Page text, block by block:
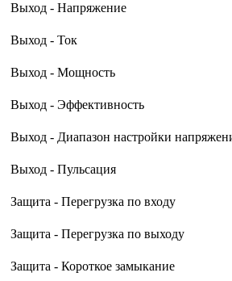
Выход - Напряжение
Выход - Ток
Выход - Мощность
Выход - Эффективность
Выход - Диапазон настройки
Выход - Пульсация
Защита - Перегрузка по входу
Защита - Перегрузка по выходу
Защита - Короткое замыкание